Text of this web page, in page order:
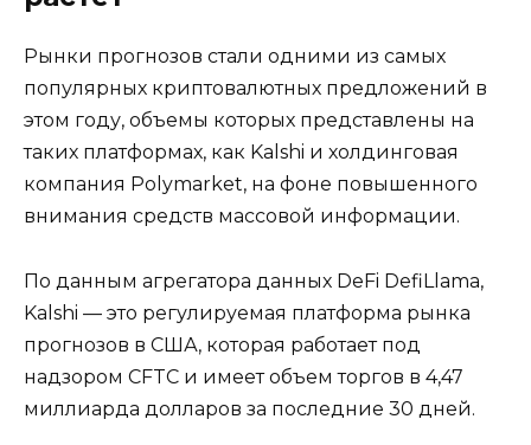
Рынки прогнозов стали одними из самых
популярных криптовалютных предложений в
этом году, объемы которых представлены на
таких платформах, как Kalshi и холдинговая
компания Polymarket, на фоне повышенного
внимания средств массовой информации.
По данным агрегатора данных DeFi DefiLlama,
Kalshi — это регулируемая платформа рынка
прогнозов в США, которая работает под
надзором CFTC и имеет объем торгов в 4,47
миллиарда долларов за последние 30 дней.